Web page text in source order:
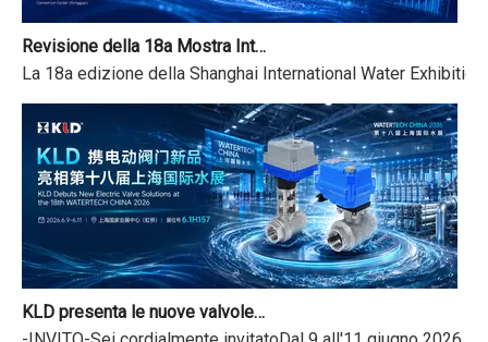
Revisione della 18a Mostra Internazionale dell'Acqua di Shanghai e avviso festivo del Dragon Boat Festival
La 18a edizione della Shanghai International Water
-INVITO-Sei cordialmente invitatoDal 9 all'11 giugno 2026,